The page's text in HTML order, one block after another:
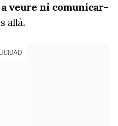
veure ni comunicar-
allà.